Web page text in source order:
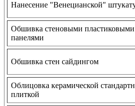
Нанесение "Венецианской"
Обшивка стеновыми пластиковыми
панелями
Обшивка стен сайдингом
Облицовка керамической
плиткой